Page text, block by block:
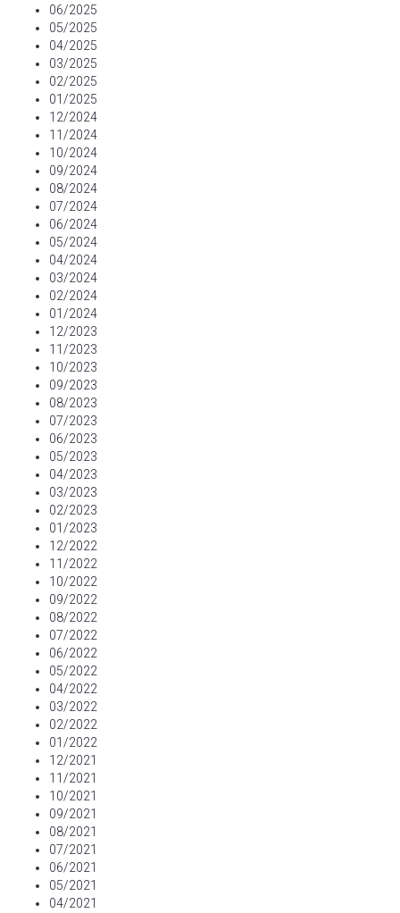
06/2025
05/2025
04/2025
03/2025
02/2025
01/2025
12/2024
11/2024
10/2024
09/2024
08/2024
07/2024
06/2024
05/2024
04/2024
03/2024
02/2024
01/2024
12/2023
11/2023
10/2023
09/2023
08/2023
07/2023
06/2023
05/2023
04/2023
03/2023
02/2023
01/2023
12/2022
11/2022
10/2022
09/2022
08/2022
07/2022
06/2022
05/2022
04/2022
03/2022
02/2022
01/2022
12/2021
11/2021
10/2021
09/2021
08/2021
07/2021
06/2021
05/2021
04/2021